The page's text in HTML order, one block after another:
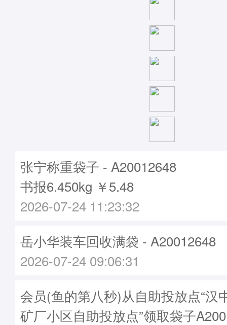
张宁称重袋子 - A20012648
书报6.450kg ￥5.48
2026-07-24 11:23:32
岳小华装车回收满袋 - A20012648
2026-07-24 09:06:31
会员(鱼的第八秒)从自助投放点“汉
矿厂小区自助投放点”领取袋子